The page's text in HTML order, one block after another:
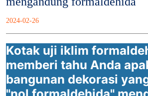
2024-02-26